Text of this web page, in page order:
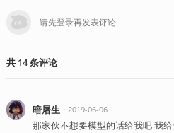
共 14条评论
暗屠生 ・ 2019-06-06
那家伙不想要模型的话给我吧 我